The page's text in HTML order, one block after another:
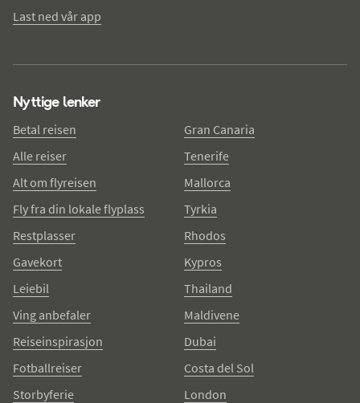
Last ned vår app
Nyttige lenker
Betal reisen
Alle reiser
Alt om flyreisen
Fly fra din lokale flyplass
Restplasser
Gavekort
Leiebil
Ving anbefaler
Reiseinspirasjon
Fotballreiser
Storbyferie
Gran Canaria
Tenerife
Mallorca
Tyrkia
Rhodos
Kypros
Thailand
Maldivene
Dubai
Costa del Sol
London